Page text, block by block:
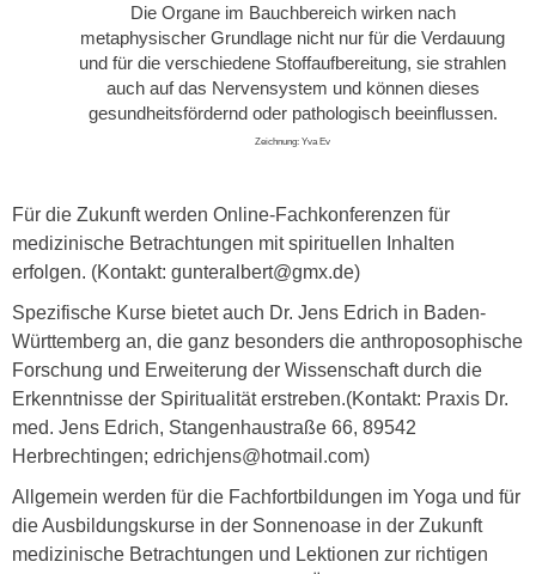
Die Organe im Bauchbereich wirken nach
metaphysischer Grundlage nicht nur für die Verdauung
und für die verschiedene Stoffaufbereitung, sie strahlen
auch auf das Nervensystem und können dieses
gesundheitsfördernd oder pathologisch beeinflussen.
Zeichnung: Yva Ev
Für die Zukunft werden Online-Fachkonferenzen für
medizinische Betrachtungen mit spirituellen Inhalten
erfolgen. (Kontakt: gunteralbert@gmx.de)
Spezifische Kurse bietet auch Dr. Jens Edrich in Baden-
Württemberg an, die ganz besonders die anthroposophische
Forschung und Erweiterung der Wissenschaft durch die
Erkenntnisse der Spiritualität erstreben.(Kontakt: Praxis Dr.
med. Jens Edrich, Stangenhaustraße 66, 89542
Herbrechtingen; edrichjens@hotmail.com)
Allgemein werden für die Fachfortbildungen im Yoga und für
die Ausbildungskurse in der Sonnenoase in der Zukunft
medizinische Betrachtungen und Lektionen zur richtigen